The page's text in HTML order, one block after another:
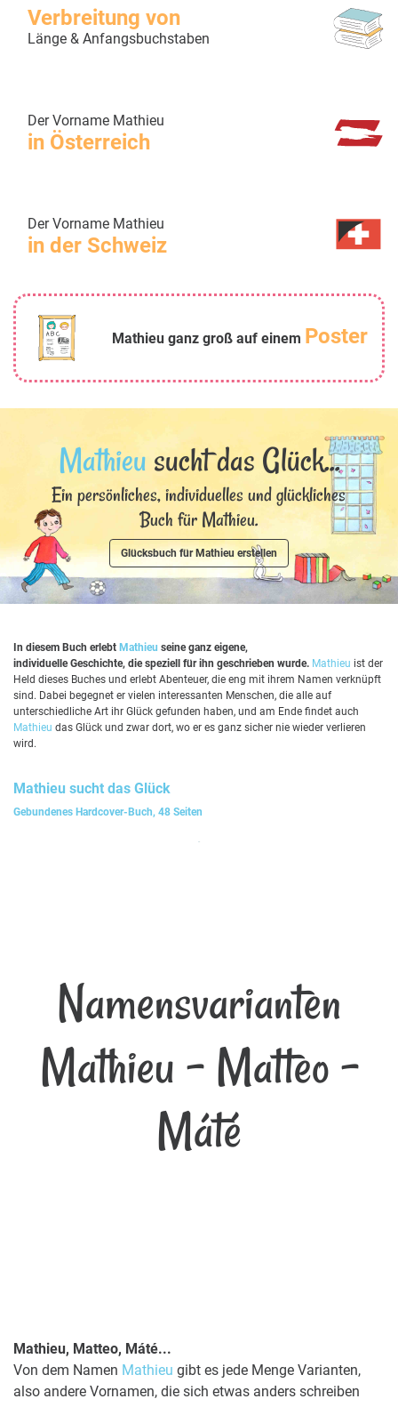
Verbreitung von
Länge & Anfangsbuchstaben
Der Vorname Mathieu
in Österreich
Der Vorname Mathieu
in der Schweiz
Mathieu ganz groß auf einem Poster
Mathieu sucht das Glück...
Ein persönliches, individuelles und glückliches
Buch für Mathieu.
Glücksbuch für Mathieu erstellen
In diesem Buch erlebt Mathieu seine ganz eigene,
individuelle Geschichte, die speziell für ihn geschrieben wurde. Mathieu ist der
Held dieses Buches und erlebt Abenteuer, die eng mit ihrem Namen verknüpft
sind. Dabei begegnet er vielen interessanten Menschen, die alle auf
unterschiedliche Art ihr Glück gefunden haben, und am Ende findet auch
Mathieu das Glück und zwar dort, wo er es ganz sicher nie wieder verlieren
wird.
Mathieu sucht das Glück
Gebundenes Hardcover-Buch, 48 Seiten
Namensvarianten
Mathieu - Matteo -
Máté
Mathieu, Matteo, Máté...
Von dem Namen Mathieu gibt es jede Menge Varianten,
also andere Vornamen, die sich etwas anders schreiben